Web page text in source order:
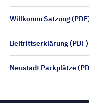
Willkomm Satzung (PDF)
Beitrittserklärung (PDF)
Neustadt Parkplätze